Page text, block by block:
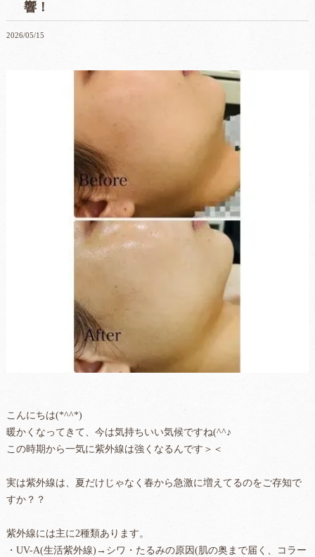
響！
2026/05/15
こんにちは(*^^*)
暖かくなってきて、今は気持ちいい気候ですね(^^♪
この時期から一気に紫外線は強くなるんです＞＜
実は紫外線は、夏だけじゃなく春から急激に増えてるのをご存知で
すか？？
紫外線には主に2種類あります。
・UV-A(生活紫外線)→シワ・たるみの原因(肌の奥まで届く、コラー